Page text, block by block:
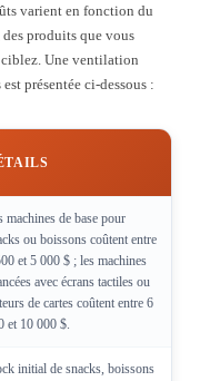
varient en fonction du
produits que vous
ciblez. Une ventilation
présentée ci-dessous :
machines de base pour
ou boissons coûtent entre
et 5 000 $ ; les machines
avec écrans tactiles ou
de cartes coûtent entre 6
et 10 000 $.
initial de snacks, boissons